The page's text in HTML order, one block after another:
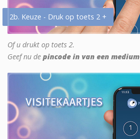
2b. Keuze - Druk op toets 2 +
Of u drukt op toets 2.
Geef nu de pincode in van een medium